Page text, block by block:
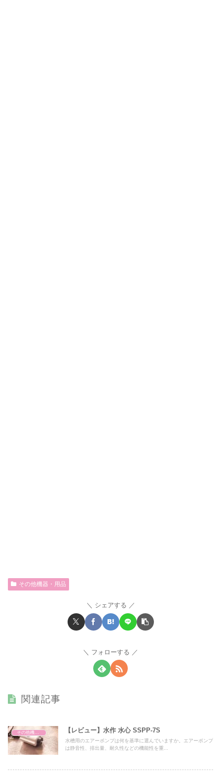
その他機器・用品
シェアする
フォローする
関連記事
その他機器・用品 【レビュー】水作 水心 SSPP-7S
水槽用のエアーポンプは何を基準に選んでいますか。エアーポンプ
は静音性、排出量、耐久性などの機能性を重...